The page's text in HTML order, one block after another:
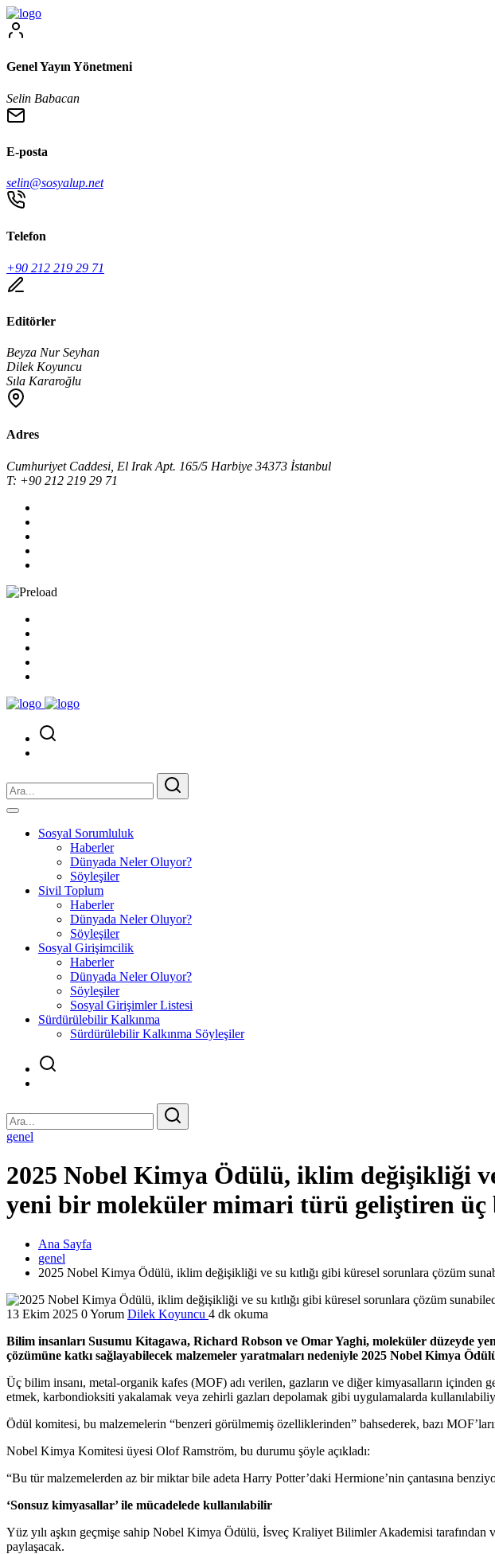
Genel Yayın Yönetmeni
Selin Babacan
E-posta
selin@sosyalup.net
Telefon
+90 212 219 29 71
Editörler
Beyza Nur Seyhan
Dilek Koyuncu
Sıla Kararoğlu
Adres
Cumhuriyet Caddesi, El Irak Apt. 165/5 Harbiye 34373 İstanbul
T: +90 212 219 29 71
Sosyal Sorumluluk
Haberler
Dünyada Neler Oluyor?
Söyleşiler
Sivil Toplum
Haberler
Dünyada Neler Oluyor?
Söyleşiler
Sosyal Girişimcilik
Haberler
Dünyada Neler Oluyor?
Söyleşiler
Sosyal Girişimler Listesi
Sürdürülebilir Kalkınma
Sürdürülebilir Kalkınma Söyleşiler
genel
2025 Nobel Kimya Ödülü, iklim değişikliği
yeni bir moleküler mimari türü geliştiren üç
Ana Sayfa
genel
2025 Nobel Kimya Ödülü, iklim değişikliği ve su kıtlığı gibi küresel sorunlara çözüm
13 Ekim 2025 0 Yorum Dilek Koyuncu 4 dk okuma
Bilim insanları Susumu Kitagawa, Richard Robson ve Omar Yaghi, moleküler düzeyde
çözümüne katkı sağlayabilecek malzemeler yaratmaları nedeniyle 2025 Nobel Kimya
Üç bilim insanı, metal-organik kafes (MOF) adı verilen, gazların ve diğer kimyasalların içinden
etmek, karbondioksiti yakalamak veya zehirli gazları depolamak gibi uygulamalarda
Ödül komitesi, bu malzemelerin “benzeri görülmemiş özelliklerinden” bahsederek, bazı
Nobel Kimya Komitesi üyesi Olof Ramström, bu durumu şöyle açıkladı:
“Bu tür malzemelerden az bir miktar bile adeta Harry Potter’daki Hermione’nin çantasına
‘Sonsuz kimyasallar’ ile mücadelede kullanılabilir
Yüz yılı aşkın geçmişe sahip Nobel Kimya Ödülü, İsveç Kraliyet Bilimler Akademisi
paylaşacak.